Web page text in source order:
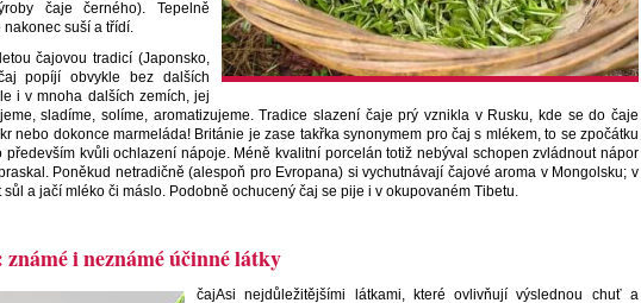
čaje černého). Tepelně
suší a třídí.
čajovou tradicí (Japonsko,
popíjí obvykle bez dalších
i v mnoha dalších zemích, jej
sladíme, solíme, aromatizujeme. Tradice slazení čaje prý vznikla v Rusku, kde se do čaje
nebo dokonce marmeláda! Británie je zase takřka synonymem pro čaj s mlékem, to se zpočátku
především kvůli ochlazení nápoje. Méně kvalitní porcelán totiž nebýval schopen zvládnout nápor
Poněkud netradičně (alespoň pro Evropana) si vychutnávají čajové aroma v Mongolsku; v
a jačí mléko či máslo. Podobně ochucený čaj se pije i v okupovaném Tibetu.
i neznámé účinné látky
čajAsi nejdůležitějšími látkami, které ovlivňují výslednou chuť a